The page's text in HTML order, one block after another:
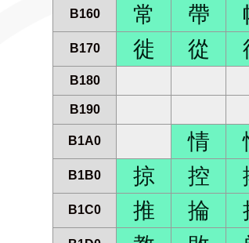
B160 常 帶
B170 徙 從
B180
B190
B1A0 情
B1B0 掠 控
B1C0 推 掄